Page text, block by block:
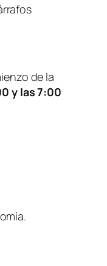
de la
y las 7:00